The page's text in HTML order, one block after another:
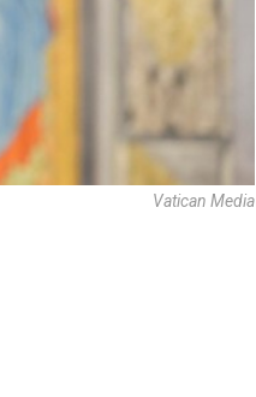
Vatican Media